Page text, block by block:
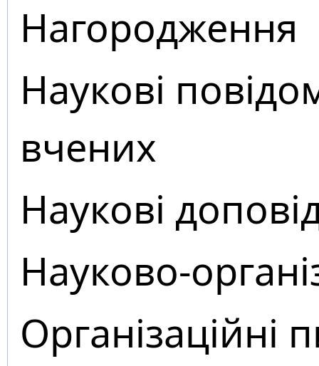
Нагородження
Наукові
вчених
Наукові
Науково-
Організаційні